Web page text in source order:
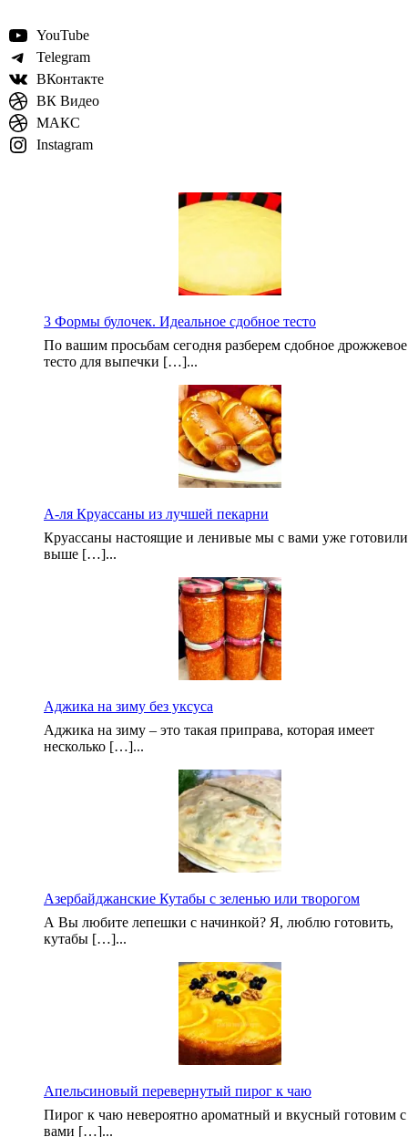
YouTube
Telegram
ВКонтакте
ВК Видео
МАКС
Instagram
3 Формы булочек. Идеальное сдобное тесто
По вашим просьбам сегодня разберем сдобное дрожжевое
тесто для выпечки […]...
А-ля Круассаны из лучшей пекарни
Круассаны настоящие и ленивые мы с вами уже
выше […]...
Аджика на зиму без уксуса
Аджика на зиму – это такая приправа, которая имеет
несколько […]...
Азербайджанские Кутабы с зеленью или творогом
А Вы любите лепешки с начинкой? Я, люблю готовить,
кутабы […]...
Апельсиновый перевернутый пирог к чаю
Пирог к чаю невероятно ароматный и вкусный готовим с
вами […]...